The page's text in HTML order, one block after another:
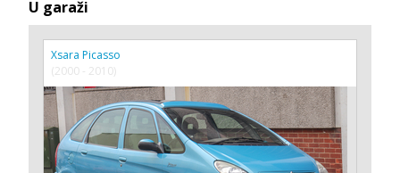
U garaži
Xsara Picasso
(2000 - 2010)